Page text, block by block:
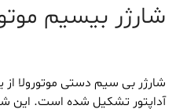
شارژر بیسیم
شارژر بی سیم دستی موتورولا
آداپتور تشکیل شده است. این